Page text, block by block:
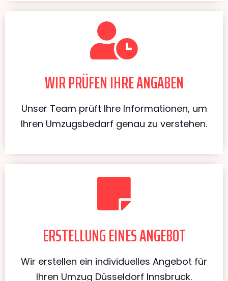
WIR PRÜFEN IHRE ANGABEN
Unser Team prüft Ihre Informationen, um
Ihren Umzugsbedarf genau zu verstehen.
ERSTELLUNG EINES ANGEBOT
Wir erstellen ein individuelles Angebot für
Ihren Umzug Düsseldorf Innsbruck.